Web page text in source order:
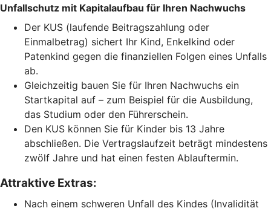
Unfallschutz mit Kapitalaufbau für Ihren Nachwuchs
Der KUS (laufende Beitragszahlung oder
Einmalbetrag) sichert Ihr Kind, Enkelkind oder
Patenkind gegen die finanziellen Folgen eines Unfalls
ab.
Gleichzeitig bauen Sie für Ihren Nachwuchs ein
Startkapital auf – zum Beispiel für die Ausbildung,
das Studium oder den Führerschein.
Den KUS können Sie für Kinder bis 13 Jahre
abschließen. Die Vertragslaufzeit beträgt mindestens
zwölf Jahre und hat einen festen Ablauftermin.
Attraktive Extras:
Nach einem schweren Unfall des Kindes (Invalidität